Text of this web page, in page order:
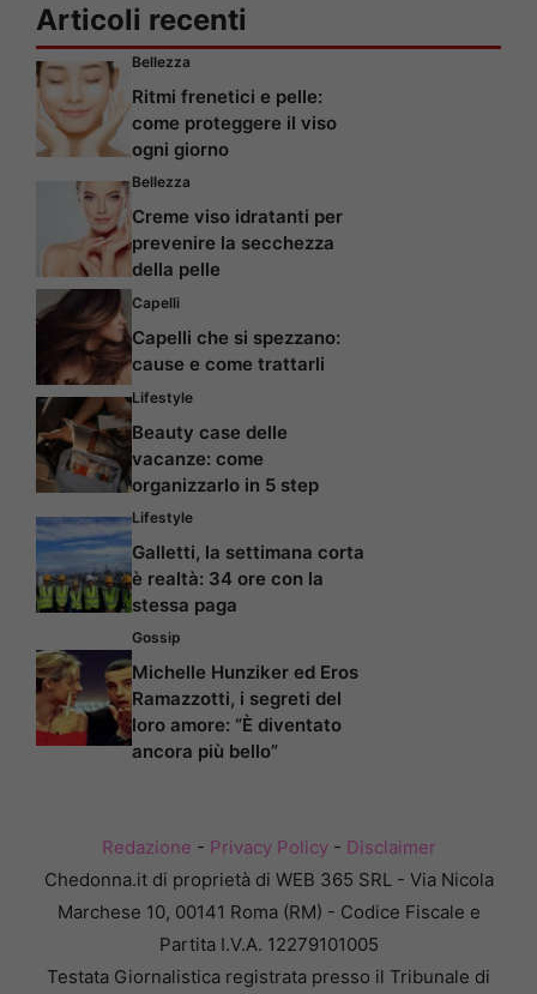
Articoli recenti
Bellezza
Ritmi frenetici e pelle:
come proteggere il viso
ogni giorno
Bellezza
Creme viso idratanti per
prevenire la secchezza
della pelle
Capelli
Capelli che si spezzano:
cause e come trattarli
Lifestyle
Beauty case delle
vacanze: come
organizzarlo in 5 step
Lifestyle
Galletti, la settimana corta
è realtà: 34 ore con la
stessa paga
Gossip
Michelle Hunziker ed Eros
Ramazzotti, i segreti del
loro amore: “È diventato
ancora più bello”
Redazione - Privacy Policy- Disclaimer
Chedonna.it di proprietà di WEB 365 SRL - Via Nicola
Marchese 10, 00141 Roma (RM) - Codice Fiscale e
Partita I.V.A. 12279101005
Testata Giornalistica registrata presso il Tribunale di